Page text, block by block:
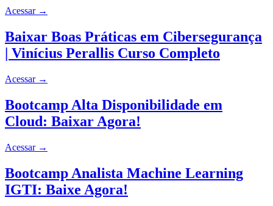
Acessar →
Baixar Boas Práticas em Cibersegurança
| Vinícius Perallis Curso Completo
Acessar →
Bootcamp Alta Disponibilidade em
Cloud: Baixar Agora!
Acessar →
Bootcamp Analista Machine Learning
IGTI: Baixe Agora!